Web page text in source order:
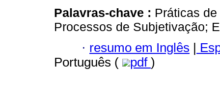
Palavras-chave : Práticas
Processos de Subjetivação;
· resumo em Inglês |
Português (
pdf )